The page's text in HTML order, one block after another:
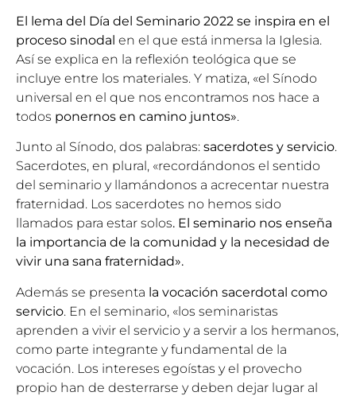
El lema del Día del Seminario 2022 se inspira en el
proceso sinodal en el que está inmersa la Iglesia.
Así se explica en la reflexión teológica que se
incluye entre los materiales. Y matiza, «el Sínodo
universal en el que nos encontramos nos hace a
todos ponernos en camino juntos».
Junto al Sínodo, dos palabras: sacerdotes y servicio.
Sacerdotes, en plural, «recordándonos el sentido
del seminario y llamándonos a acrecentar nuestra
fraternidad. Los sacerdotes no hemos sido
llamados para estar solos. El seminario nos enseña
la importancia de la comunidad y la necesidad de
vivir una sana fraternidad».
Además se presenta la vocación sacerdotal como
servicio. En el seminario, «los seminaristas
aprenden a vivir el servicio y a servir a los hermanos,
como parte integrante y fundamental de la
vocación. Los intereses egoístas y el provecho
propio han de desterrarse y deben dejar lugar al